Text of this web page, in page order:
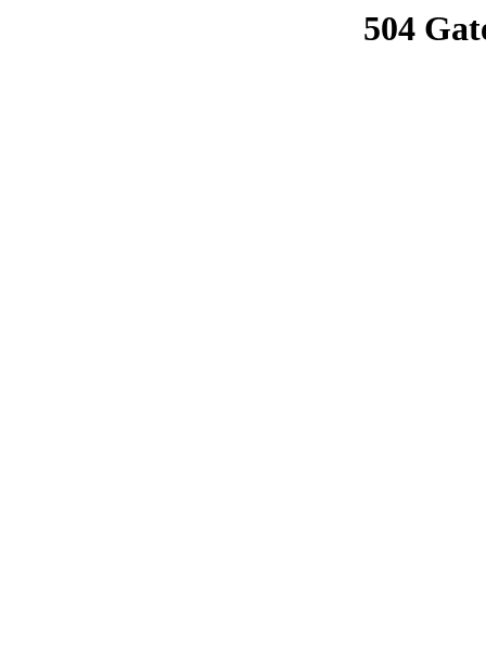
504